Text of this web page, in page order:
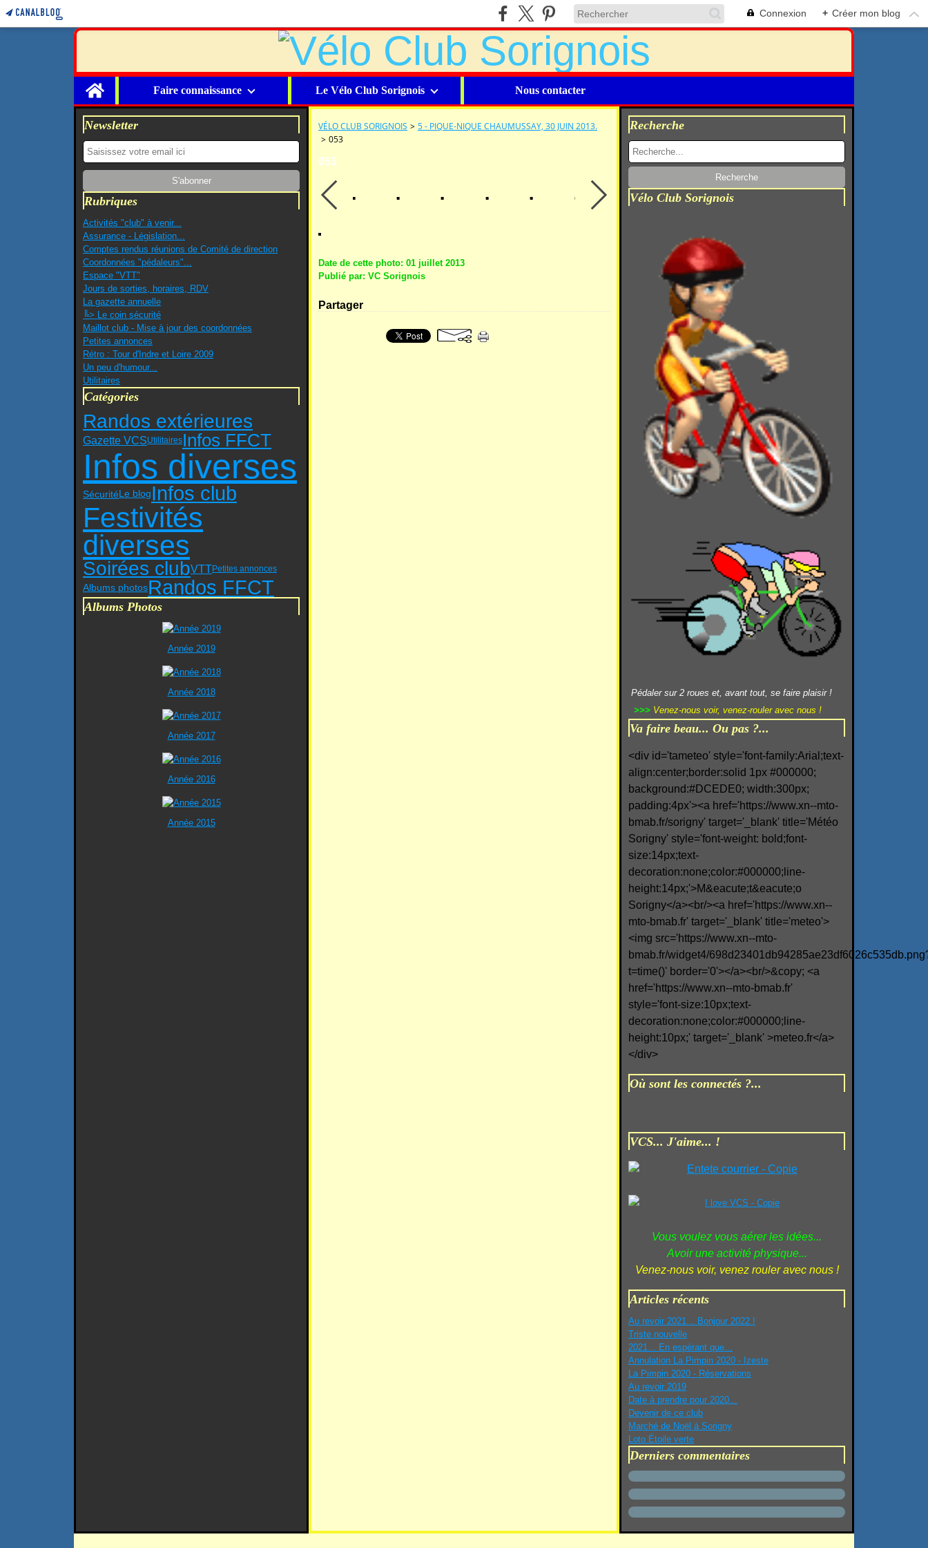
Connexion + Créer mon blog
Home
Faire connaissance Le Vélo Club Sorignois Nous contacter
Newsletter
Rubriques
Activités "club" à venir...
Assurance - Législation...
Comptes rendus réunions de Comité de direction
Coordonnées "pédaleurs"...
Espace "VTT"
Jours de sorties, horaires, RDV
La gazette annuelle
╚> Le coin sécurité
Maillot club - Mise à jour des coordonnées
Petites annonces
Rétro : Tour d'Indre et Loire 2009
Un peu d'humour...
Utilitaires
Catégories
Randos extérieures
Gazette VCSUtilitairesInfos FFCT
Infos diverses
SécuritéLe blog Infos club
Festivités
diverses
Soirées clubVTTPetites annonces
Albums photosRandos FFCT
Albums Photos
Année 2019
Année 2018
Année 2017
Année 2016
Année 2015
VÉLO CLUB SORIGNOIS > 5 - PIQUE-NIQUE CHAUMUSSAY, 30 JUIN 2013.
> 053
053
Date de cette photo: 01 juillet 2013
Publié par: VC Sorignois
Partager
Recherche
Vélo Club Sorignois
Pédaler sur 2 roues et, avant tout, se faire plaisir !
>>> Venez-nous voir, venez-rouler avec nous !
Va faire beau... Ou pas ?...
<div id='tameteo' style='font-family:Arial;text-
align:center;border:solid 1px #000000;
background:#DCEDE0; width:300px;
padding:4px'><a href='https://www.xn--mto-
bmab.fr/sorigny' target='_blank' title='Météo
Sorigny' style='font-weight: bold;font-
size:14px;text-
decoration:none;color:#000000;line-
height:14px;'>M&eacute;t&eacute;o
Sorigny</a><br/><a href='https://www.xn--
mto-bmab.fr' target='_blank' title='meteo'>
<img src='https://www.xn--mto-
bmab.fr/widget4/
t=time()' border='0'></a><br/>&copy; <a
href='https://www.xn--mto-bmab.fr'
style='font-size:10px;text-
decoration:none;color:#000000;line-
height:10px;' target='_blank' >meteo.fr</a>
</div>
Où sont les connectés ?...
VCS... J'aime... !
Vous voulez vous aérer les idées...
Avoir une activité physique...
Venez-nous voir, venez rouler avec nous !
Articles récents
Au revoir 2021... Bonjour 2022 !
Triste nouvelle
2021... En espérant que...
Annulation La Pimpin 2020 - Izeste
La Pimpin 2020 - Réservations
Au revoir 2019
Date à prendre pour 2020...
Devenir de ce club
Marché de Noël à Sorigny
Loto Étoile verte
Derniers commentaires